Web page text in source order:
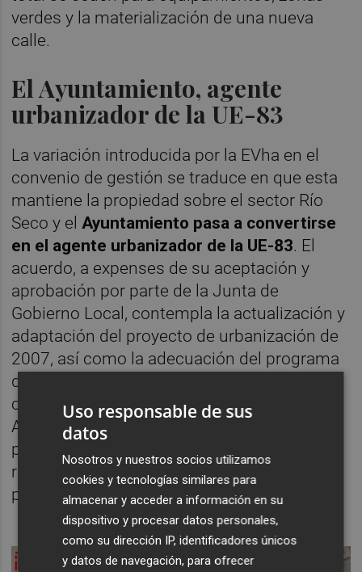
verdes y la materialización de una nueva
calle.
El Ayuntamiento, agente
urbanizador de la UE-83
La variación introducida por la EVha en el
convenio de gestión se traduce en que esta
mantiene la propiedad sobre el sector Río
Seco y elAyuntamiento pasa a convertirse
en el agente urbanizador de la UE-83. El
acuerdo, a expenses de su aceptación y
aprobación por parte de la Junta de
Gobierno Local, contempla la actualización y
adaptación del proyecto de urbanización de
2007, así como la adecuación del programa
de reparcelación. Asimismo, incluye el
compromiso de supervisión a cargo del
Ayuntamiento de las modificaciones de los
proyectos con el fin de agilizar la mentada
reparcelación para construir pisos, la mitad
protegidos (VPP).
Uso responsable de sus
datos
Nosotros y nuestros socios utilizamos
cookies y tecnologías similares para
almacenar y acceder a información en su
dispositivo y procesar datos personales,
como su dirección IP, identificadores únicos
y datos de navegación, para ofrecer